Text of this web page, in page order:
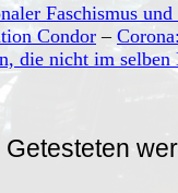
Faschismus
Condor –
die nicht im selben